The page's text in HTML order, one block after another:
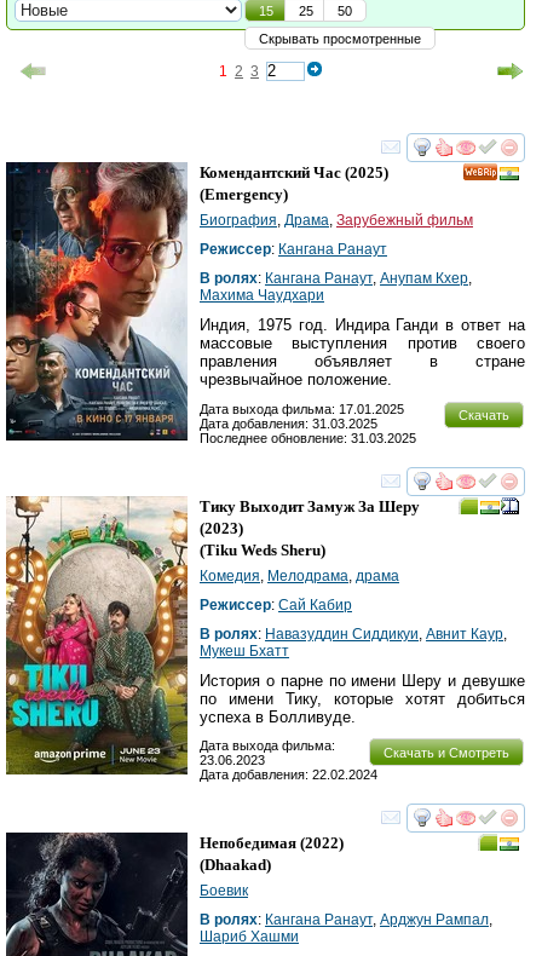
15 25
50
Скрывать просмотренные
1 2 3
смотреть
Комендантский Час (2025)
(Emergency)
Биография Драма Зарубежный фильм
Режиссер: Кангана Ранаут
В ролях: Кангана Ранаут, Анупам Кхер
Махима Чаудхари
Индия, 1975 год. Индира Ганди в ответ на
массовые выступления против своего
правления объявляет в стране
чрезвычайное положение.
Скачать
Дата выхода фильма: 17.01.2025
Дата добавления: 31.03.2025
Последнее обновление: 31.03.2025
смотреть
Тику Выходит Замуж За Шеру
(2023)
(Tiku Weds Sheru)
Комедия Мелодрама драма
Режиссер: Сай Кабир
В ролях: Навазуддин Сиддикуи Авнит Каур
Мукеш Бхатт
История о парне по имени Шеру и девушке
по имени Тику, которые хотят добиться
успеха в Болливуде.
Скачать и Смотреть
Дата выхода фильма:
23.06.2023
Дата добавления: 22.02.2024
смотреть
Непобедимая (2022)
(Dhaakad)
Боевик
В ролях: Кангана Ранаут, Арджун Рампал,
Шариб Хашми